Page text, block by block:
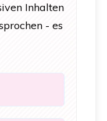
Inhalten
- es